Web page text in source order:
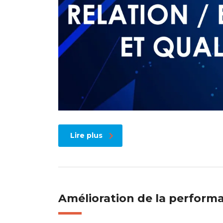
Lire plus
Amélioration de la